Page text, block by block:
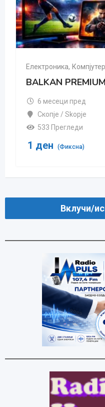
Електроника,
BALKAN PREMIUM
6 месеци пред
Скопjе / Skopje
533 Прегледи
1 ден (Фиксна)
Вклучи/